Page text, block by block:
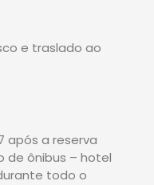
e traslado ao
após a reserva
de ônibus – hotel
todo o